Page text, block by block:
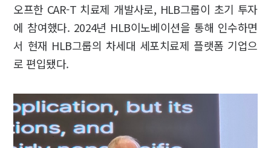
오프한 CAR-T 치료제 개발사로, HLB그룹이 초기 투자
에 참여했다. 2024년 HLB이노베이션을 통해 인수하면
서 현재 HLB그룹의 차세대 세포치료제 플랫폼 기업으
로 편입됐다.